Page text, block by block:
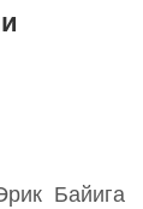
Байига